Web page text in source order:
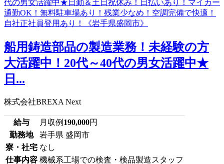
船用鋳造部品の製造業務！未経験の方
大活躍中！20代～40代の男女活躍中★
日...
株式会社BREXA Next
給与 月収例 190,000円
勤務地
岩手県 盛岡市
寮・社宅 なし
仕事内容 機械系工場での検査・検品製造スタッフ